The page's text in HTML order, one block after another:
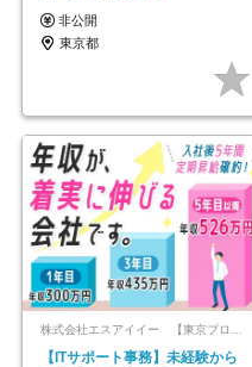
非公開
東京都
【ITサポート事務】未経験から